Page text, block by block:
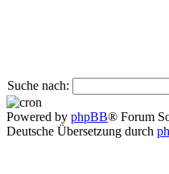
Suche nach:
Powered by phpBB® Forum
Deutsche Übersetzung durch